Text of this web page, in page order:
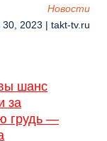
Новости
2023 | takt-tv.ru
шанс
за
грудь —